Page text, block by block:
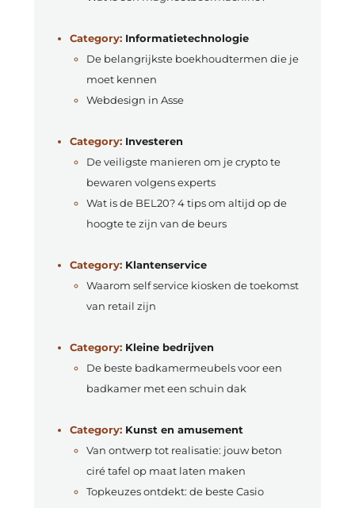
Category: Informatietechnologie
De belangrijkste boekhoudtermen die je
moet kennen
Webdesign in Asse
Category: Investeren
De veiligste manieren om je crypto te
bewaren volgens experts
Wat is de BEL20? 4 tips om altijd op de
hoogte te zijn van de beurs
Category: Klantenservice
Waarom self service kiosken de toekomst
van retail zijn
Category: Kleine bedrijven
De beste badkamermeubels voor een
badkamer met een schuin dak
Category: Kunst en amusement
Van ontwerp tot realisatie: jouw beton
ciré tafel op maat laten maken
Topkeuzes ontdekt: de beste Casio